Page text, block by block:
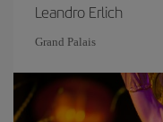
Leandro Erlich
Grand Palais